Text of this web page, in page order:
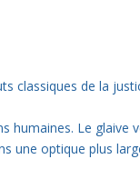
classiques de la
humaines. Le glaive
une optique plus